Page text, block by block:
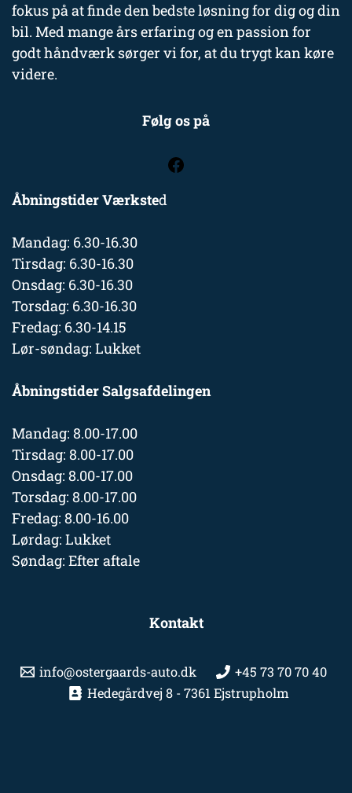
fokus på at finde den bedste løsning for dig og din
bil. Med mange års erfaring og en passion for
godt håndværk sørger vi for, at du trygt kan køre
videre.
Følg os på
Åbningstider Værksted
Mandag: 6.30-16.30
Tirsdag: 6.30-16.30
Onsdag: 6.30-16.30
Torsdag: 6.30-16.30
Fredag: 6.30-14.15
Lør-søndag: Lukket
Åbningstider Salgsafdelingen
Mandag: 8.00-17.00
Tirsdag: 8.00-17.00
Onsdag: 8.00-17.00
Torsdag: 8.00-17.00
Fredag: 8.00-16.00
Lørdag: Lukket
Søndag: Efter aftale
Kontakt
info@ostergaards-auto.dk
+45 73 70 70 40
Hedegårdvej 8 - 7361 Ejstrupholm